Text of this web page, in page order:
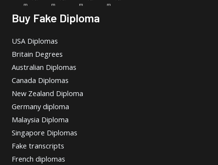
m
m
m
m
Buy Fake Diploma
USA Diplomas
Britain Degrees
Australian Diplomas
Canada Diplomas
New Zealand Diploma
Germany diploma
Malaysia Diploma
Singapore Diplomas
Fake transcripts
French diplomas